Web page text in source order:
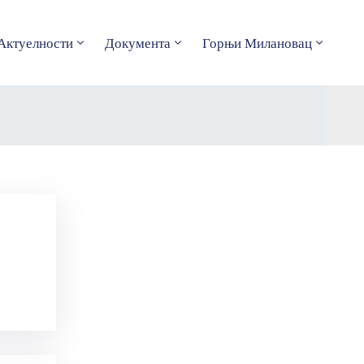
Документа Горњи Милановац